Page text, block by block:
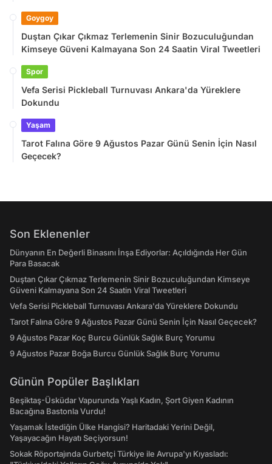
Goygoy
Duştan Çıkar Çıkmaz Terlemenin Sinir Bozuculuğundan
Kimseye Güveni Kalmayana Son 24 Saatin Viral Tweetleri
Spor
Vefa Serisi Pickleball Turnuvası Ankara'da Yüreklere
Dokundu
Yaşam
Tarot Falına Göre 9 Ağustos Pazar Günü Senin İçin Nasıl
Geçecek?
Son Eklenenler
Dünyanın En Değerli Binasını İnşa Ediyorlar: Açıldığında Her Gün
Para Basacak
Duştan Çıkar Çıkmaz Terlemenin Sinir Bozuculuğundan Kimseye
Güveni Kalmayana Son 24 Saatin Viral Tweetleri
Vefa Serisi Pickleball Turnuvası Ankara'da Yüreklere Dokundu
Tarot Falına Göre 9 Ağustos Pazar Günü Senin İçin Nasıl Geçecek?
9 Ağustos Pazar Koç Burcu Günlük Sağlık Burç Yorumu
9 Ağustos Pazar Boğa Burcu Günlük Sağlık Burç Yorumu
Günün Popüler Başlıkları
Beşiktaş-Üsküdar Vapurunda Yaşlı Kadın, Şort Giyen Kadının
Bacağına Bastonla Vurdu!
Yaşamak İstediğin Ülke Hangisi? Haritadaki Yerini Değil,
Yaşayacağın Hayatı Seçiyorsun!
Sokak Röportajında Gurbetçi Türkiye ile Avrupa'yı Kıyasladı: